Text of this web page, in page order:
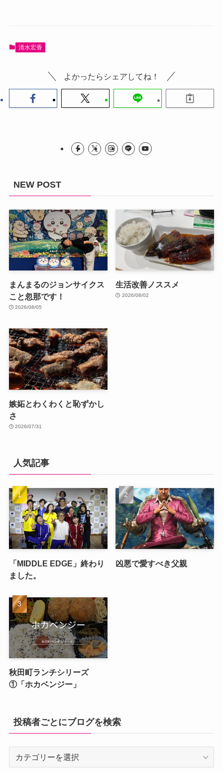
清水宏香
よかったらシェアしてね！
NEW POST
まんまるのジョンサイクス
こと忽那です！
2026/08/05
生活改善ノススメ
2026/08/02
嫉妬とわくわくと恥ずかし
さ
2026/07/31
人気記事
「MIDDLE EDGE」終わり
ました。
凶悪で愛すべき父親
秋田町ランチシリーズ
①「ホカベンジー」
投稿者ごとにブログを検索